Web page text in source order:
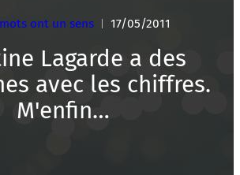
ont un sens 17/05/2011
Lagarde a des
avec les chiffres.
M'enfin…